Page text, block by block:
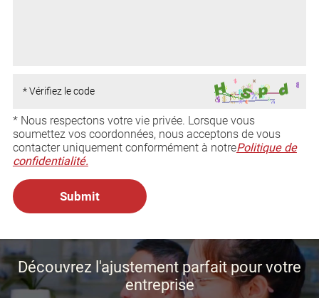
* Nous respectons votre vie privée. Lorsque vous
soumettez vos coordonnées, nous acceptons de vous
contacter uniquement conformément à notrePolitique de
confidentialité.
Découvrez l'ajustement parfait pour votre
entreprise